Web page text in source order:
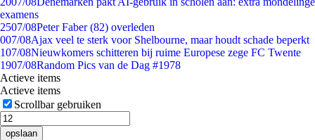
examens
2507/08Peter Faber (82) overleden
007/08Ajax veel te sterk voor Shelbourne, maar houdt schade beperkt
107/08Nieuwkomers schitteren bij ruime Europese zege FC Twente
1907/08Random Pics van de Dag #1978
Actieve items
Actieve items
Scrollbar gebruiken
opslaan